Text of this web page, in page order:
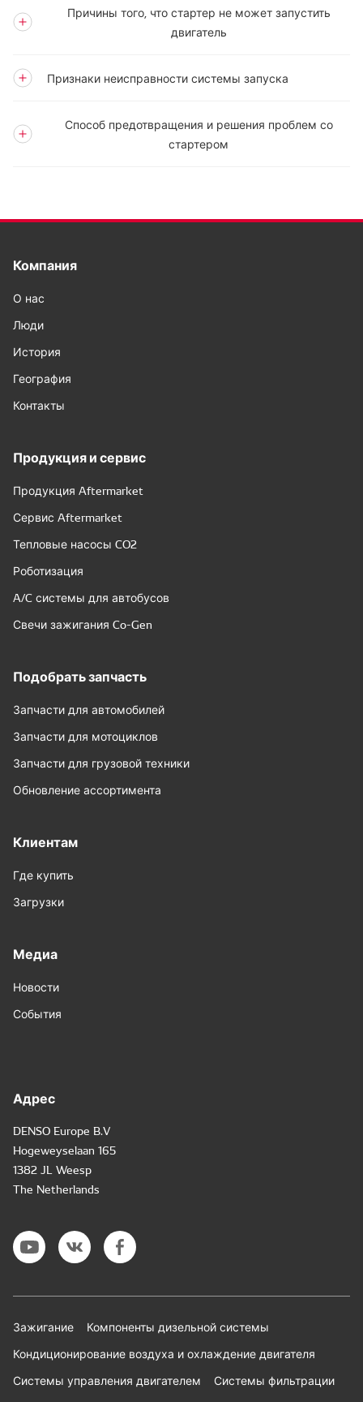
Причины того, что стартер не может запустить
двигатель
Признаки неисправности системы запуска
Способ предотвращения и решения проблем со
стартером
Компания
О нас
Люди
История
География
Контакты
Продукция и сервис
Продукция Aftermarket
Сервис Aftermarket
Тепловые насосы CO2
Роботизация
A/C системы для автобусов
Свечи зажигания Co-Gen
Подобрать запчасть
Запчасти для автомобилей
Запчасти для мотоциклов
Запчасти для грузовой техники
Обновление ассортимента
Клиентам
Где купить
Загрузки
Медиа
Новости
События
Адрес
DENSO Europe B.V
Hogeweyselaan 165
1382 JL Weesp
The Netherlands
Зажигание
Компоненты дизельной системы
Кондиционирование воздуха и охлаждение двигателя
Системы управления двигателем
Системы фильтрации